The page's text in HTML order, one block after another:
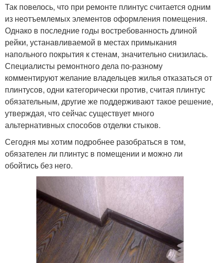
Так повелось, что при ремонте плинтус считается одним
из неотъемлемых элементов оформления помещения.
Однако в последние годы востребованность длиной
рейки, устанавливаемой в местах примыкания
напольного покрытия к стенам, значительно снизилась.
Специалисты ремонтного дела по-разному
комментируют желание владельцев жилья отказаться от
плинтусов, одни категорически против, считая плинтус
обязательным, другие же поддерживают такое решение,
утверждая, что сейчас существует много
альтернативных способов отделки стыков.
Сегодня мы хотим подробнее разобраться в том,
обязателен ли плинтус в помещении и можно ли
обойтись без него.